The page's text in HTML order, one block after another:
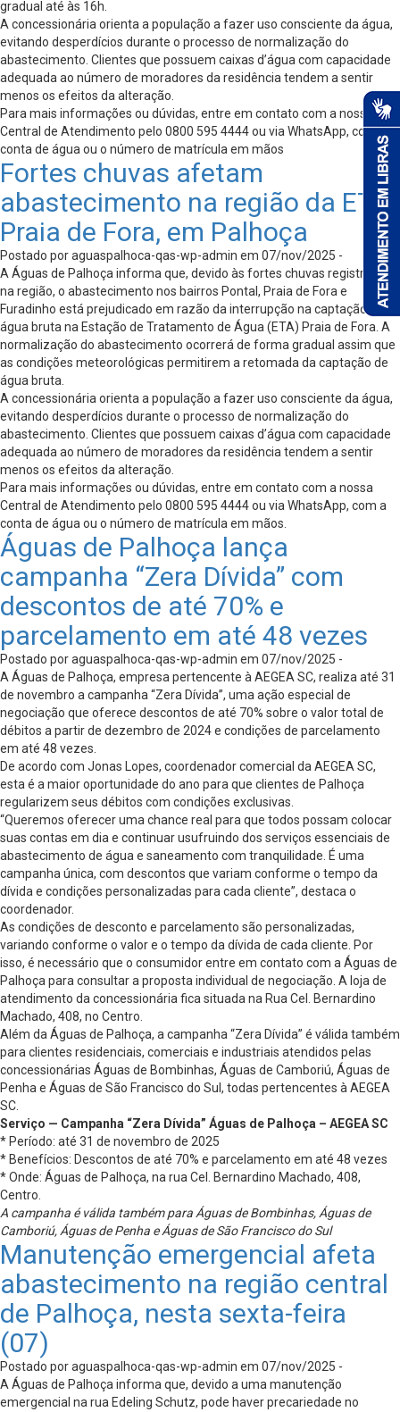
gradual até às 16h.
A concessionária orienta a população a fazer uso consciente da água,
evitando desperdícios durante o processo de normalização do
abastecimento. Clientes que possuem caixas d’água com capacidade
adequada ao número de moradores da residência tendem a sentir
menos os efeitos da alteração.
Para mais informações ou dúvidas, entre em contato com a nossa
Central de Atendimento pelo 0800 595 4444 ou via WhatsApp, com a
conta de água ou o número de matrícula em mãos
Fortes chuvas afetam
abastecimento na região da ETA
Praia de Fora, em Palhoça
Postado por aguaspalhoca-qas-wp-admin em 07/nov/2025 -
A Águas de Palhoça informa que, devido às fortes chuvas registradas
na região, o abastecimento nos bairros Pontal, Praia de Fora e
Furadinho está prejudicado em razão da interrupção na captação de
água bruta na Estação de Tratamento de Água (ETA) Praia de Fora. A
normalização do abastecimento ocorrerá de forma gradual assim que
as condições meteorológicas permitirem a retomada da captação de
água bruta.
A concessionária orienta a população a fazer uso consciente da água,
evitando desperdícios durante o processo de normalização do
abastecimento. Clientes que possuem caixas d’água com capacidade
adequada ao número de moradores da residência tendem a sentir
menos os efeitos da alteração.
Para mais informações ou dúvidas, entre em contato com a nossa
Central de Atendimento pelo 0800 595 4444 ou via WhatsApp, com a
conta de água ou o número de matrícula em mãos.
Águas de Palhoça lança
campanha “Zera Dívida” com
descontos de até 70% e
parcelamento em até 48 vezes
Postado por aguaspalhoca-qas-wp-admin em 07/nov/2025 -
A Águas de Palhoça, empresa pertencente à AEGEA SC, realiza até 31
de novembro a campanha “Zera Dívida”, uma ação especial de
negociação que oferece descontos de até 70% sobre o valor total de
débitos a partir de dezembro de 2024 e condições de parcelamento
em até 48 vezes.
De acordo com Jonas Lopes, coordenador comercial da AEGEA SC,
esta é a maior oportunidade do ano para que clientes de Palhoça
regularizem seus débitos com condições exclusivas.
“Queremos oferecer uma chance real para que todos possam colocar
suas contas em dia e continuar usufruindo dos serviços essenciais de
abastecimento de água e saneamento com tranquilidade. É uma
campanha única, com descontos que variam conforme o tempo da
dívida e condições personalizadas para cada cliente”, destaca o
coordenador.
As condições de desconto e parcelamento são personalizadas,
variando conforme o valor e o tempo da dívida de cada cliente. Por
isso, é necessário que o consumidor entre em contato com a Águas de
Palhoça para consultar a proposta individual de negociação. A loja de
atendimento da concessionária fica situada na Rua Cel. Bernardino
Machado, 408, no Centro.
Além da Águas de Palhoça, a campanha “Zera Dívida” é válida também
para clientes residenciais, comerciais e industriais atendidos pelas
concessionárias Águas de Bombinhas, Águas de Camboriú, Águas de
Penha e Águas de São Francisco do Sul, todas pertencentes à AEGEA
SC.
Serviço — Campanha “Zera Dívida” Águas de Palhoça – AEGEA SC
* Período: até 31 de novembro de 2025
* Benefícios: Descontos de até 70% e parcelamento em até 48 vezes
* Onde: Águas de Palhoça, na rua Cel. Bernardino Machado, 408,
Centro.
A campanha é válida também para Águas de Bombinhas, Águas de
Camboriú, Águas de Penha e Águas de São Francisco do Sul
Manutenção emergencial afeta
abastecimento na região central
de Palhoça, nesta sexta-feira
(07)
Postado por aguaspalhoca-qas-wp-admin em 07/nov/2025 -
A Águas de Palhoça informa que, devido a uma manutenção
emergencial na rua Edeling Schutz, pode haver precariedade no